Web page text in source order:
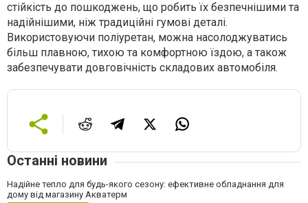
стійкість до пошкоджень, що робить їх безпечнішими та
надійнішими, ніж традиційні гумові деталі.
Використовуючи поліуретан, можна насолоджуватись
більш плавною, тихою та комфортною їздою, а також
забезпечувати довговічність складових автомобіля.
Останні новини
Надійне тепло для будь-якого сезону: ефективне обладнання для
дому від магазину Акватерм